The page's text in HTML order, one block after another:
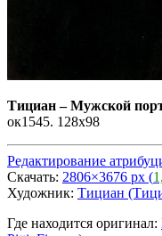
Тициан–Мужской
ок1545. 128x98
Редактирование
Скачать: 2806×3676 px (
Художник: Тициан
Где находится оригинал: